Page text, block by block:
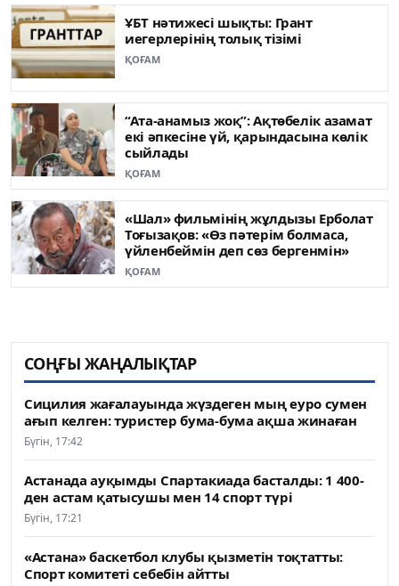
ҰБТ нәтижесі шықты: Грант
иегерлерінің толық тізімі
ҚОҒАМ
“Ата-анамыз жоқ”: Ақтөбелік азамат
екі әпкесіне үй, қарындасына көлік
сыйлады
ҚОҒАМ
«Шал» фильмінің жұлдызы Ерболат
Тоғызақов: «Өз пәтерім болмаса,
үйленбеймін деп сөз бергенмін»
ҚОҒАМ
СОҢҒЫ ЖАҢАЛЫҚТАР
Сицилия жағалауында жүздеген мың еуро сумен
ағып келген: туристер бума-бума ақша жинаған
Бүгін, 17:42
Астанада ауқымды Спартакиада басталды: 1 400-
ден астам қатысушы мен 14 спорт түрі
Бүгін, 17:21
«Астана» баскетбол клубы қызметін тоқтатты:
Спорт комитеті себебін айтты